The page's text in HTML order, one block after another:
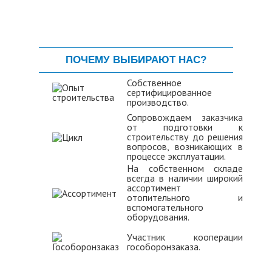
ПОЧЕМУ ВЫБИРАЮТ НАС?
Собственное
сертифицированное
производство.
Сопровождаем заказчика
от подготовки к
строительству до решения
вопросов, возникающих в
процессе эксплуатации.
На собственном складе
всегда в наличии широкий
ассортимент
отопительного и
вспомогательного
оборудования.
Участник кооперации
гособоронзаказа.